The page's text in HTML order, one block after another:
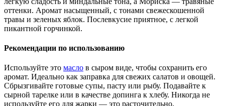
оттенки. Аромат насыщенный, с тонами свежескошенной
травы и зеленых яблок. Послевкусие приятное, с легкой
пикантной горчинкой.
Рекомендации по использованию
Используйте это масло в сыром виде, чтобы сохранить его
аромат. Идеально как заправка для свежих салатов и овощей.
Сбрызгивайте готовые супы, пасту или рыбу. Подавайте к
сырной тарелке или в качестве допинга к хлебу. Никогда не
используйте его для жарки — это расточительно.